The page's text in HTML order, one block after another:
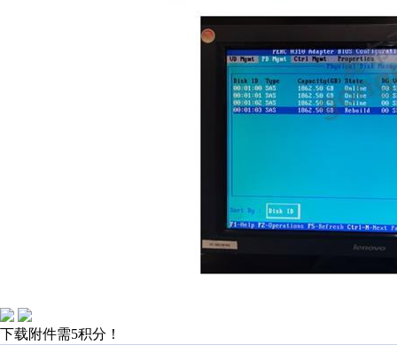
下载附件需5积分！